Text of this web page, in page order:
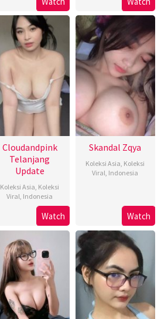
Cloudandpink
Telanjang
Update
Koleksi Asia Koleksi
Viral Indonesia
Watch
Skandal Zqya
Koleksi Asia Koleksi
Viral Indonesia
Watch